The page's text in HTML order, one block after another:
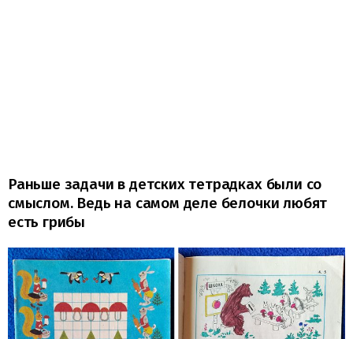
Раньше задачи в детских тетрадках были со
смыслом. Ведь на самом деле белочки любят
есть грибы